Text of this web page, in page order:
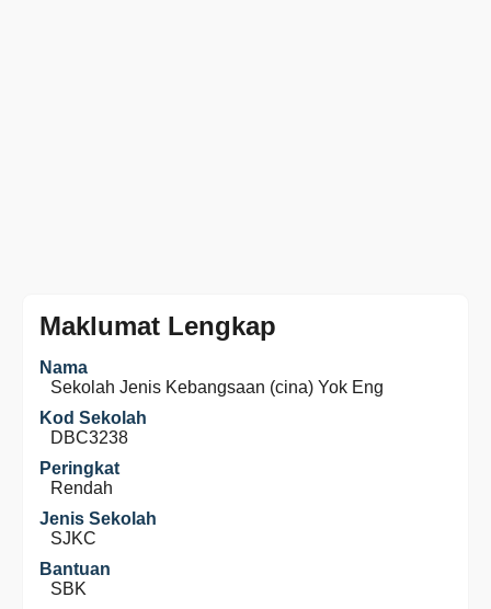
Maklumat Lengkap
Nama
Sekolah Jenis Kebangsaan (cina) Yok Eng
Kod Sekolah
DBC3238
Peringkat
Rendah
Jenis Sekolah
SJKC
Bantuan
SBK